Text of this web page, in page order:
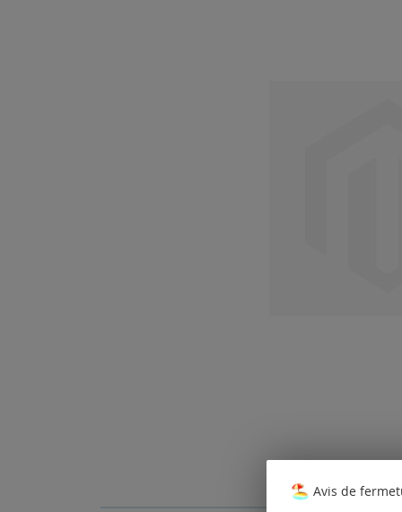
Avis de